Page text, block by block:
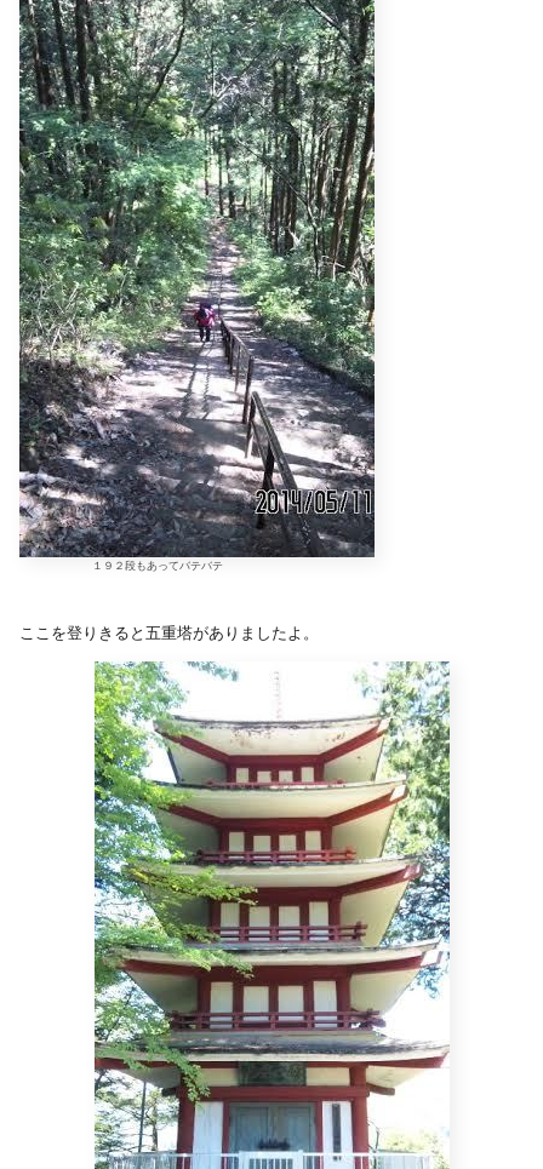
１９２段もあってバテバテ
ここを登りきると五重塔がありましたよ。